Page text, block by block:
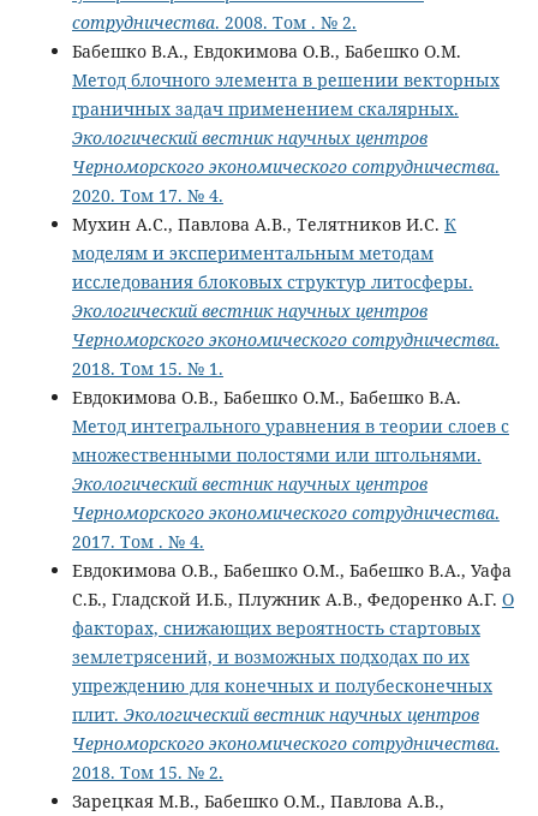
сотрудничества. 2008. Том . № 2.
Бабешко В.А., Евдокимова О.В., Бабешко О.М.
Метод блочного элемента в решении векторных
граничных задач применением скалярных.
Экологический вестник научных центров
Черноморского экономического сотрудничества.
2020. Том 17. № 4.
Мухин А.С., Павлова А.В., Телятников И.С. К
моделям и экспериментальным методам
исследования блоковых структур литосферы.
Экологический вестник научных центров
Черноморского экономического сотрудничества.
2018. Том 15. № 1.
Евдокимова О.В., Бабешко О.М., Бабешко В.А.
Метод интегрального уравнения в теории слоев с
множественными полостями или штольнями.
Экологический вестник научных центров
Черноморского экономического сотрудничества.
2017. Том . № 4.
Евдокимова О.В., Бабешко О.М., Бабешко В.А., Уафа
С.Б., Гладской И.Б., Плужник А.В., Федоренко А.Г. О
факторах, снижающих вероятность стартовых
землетрясений, и возможных подходах по их
упреждению для конечных и полубесконечных
плит. Экологический вестник научных центров
Черноморского экономического сотрудничества.
2018. Том 15. № 2.
Зарецкая М.В., Бабешко О.М., Павлова А.В.,